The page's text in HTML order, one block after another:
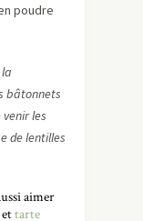
poudre
bâtonnets
les
de lentilles
aimer
ettarte